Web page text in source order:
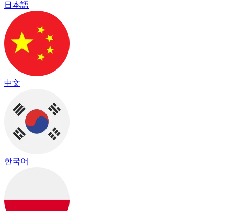
日本語
中文
한국어